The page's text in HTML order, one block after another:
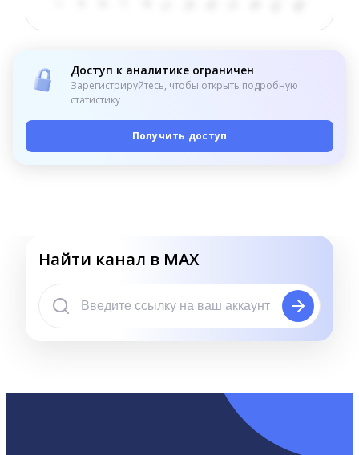
Доступ к аналитике ограничен
Зарегистрируйтесь, чтобы открыть подробную
статистику
Получить доступ
Найти канал в MAX